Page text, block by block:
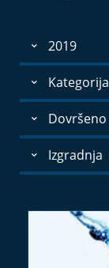
2019
Kategorija
Dovršeno
Izgradnja